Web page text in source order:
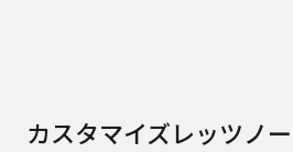
カスタマイズレッツノ